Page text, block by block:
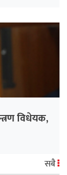
विधेयक,
सबै